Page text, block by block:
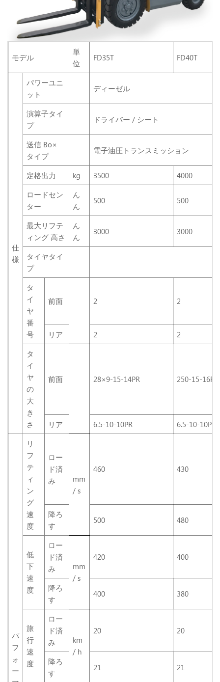
モデル
単
位
FD35T FD40T
仕
様
パワーユニ
ット
ディーゼル
演算子タイ
プ
ドライバー / シート
送信 Bo×
タイプ
電子油圧トランスミッション
定格出力 kg 3500
4000
ロードセン
ター
ん
ん
500 500
最大リフテ
ィング 高さ
ん
ん
3000 3000
タイヤタイ
プ
タ
イ
ヤ
番
号
前面 2 2
リア 2
2
タ
イ
ヤ
の
大
き
さ
前面 28×9-15-14PR 250-15-16PR
リア 6.5-10-10PR 6.5-10-10PR
パ
フ
ォ
ー
リ
フ
テ
ィ
ン
グ
速
度
ロー
ド済
み
mm
/ s
460 430
降ろ
す
500 480
低
下
速
度
ロー
ド済
み
mm
/ s
420 400
降ろ
す
400 380
旅
行
速
度
ロー
ド済
み
km
/ h
20 20
降ろ
す
21 21